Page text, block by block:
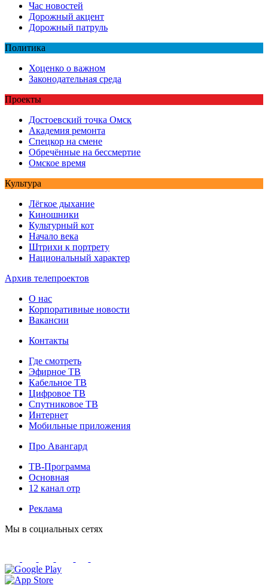
Час новостей
Дорожный акцент
Дорожный патруль
Политика
Хоценко о важном
Законодательная среда
Проекты
Достоевский точка Омск
Академия ремонта
Спецкор на смене
Обречённые на бессмертие
Омское время
Культура
Лёгкое дыхание
Киношники
Культурный кот
Начало века
Штрихи к портрету
Национальный характер
Архив телепроектов
О нас
Корпоративные новости
Вакансии
Контакты
Где смотреть
Эфирное ТВ
Кабельное ТВ
Цифровое ТВ
Спутниковое ТВ
Интернет
Мобильные приложения
Про Авангард
ТВ-Программа
Основная
12 канал отр
Реклама
Мы в социальных сетях